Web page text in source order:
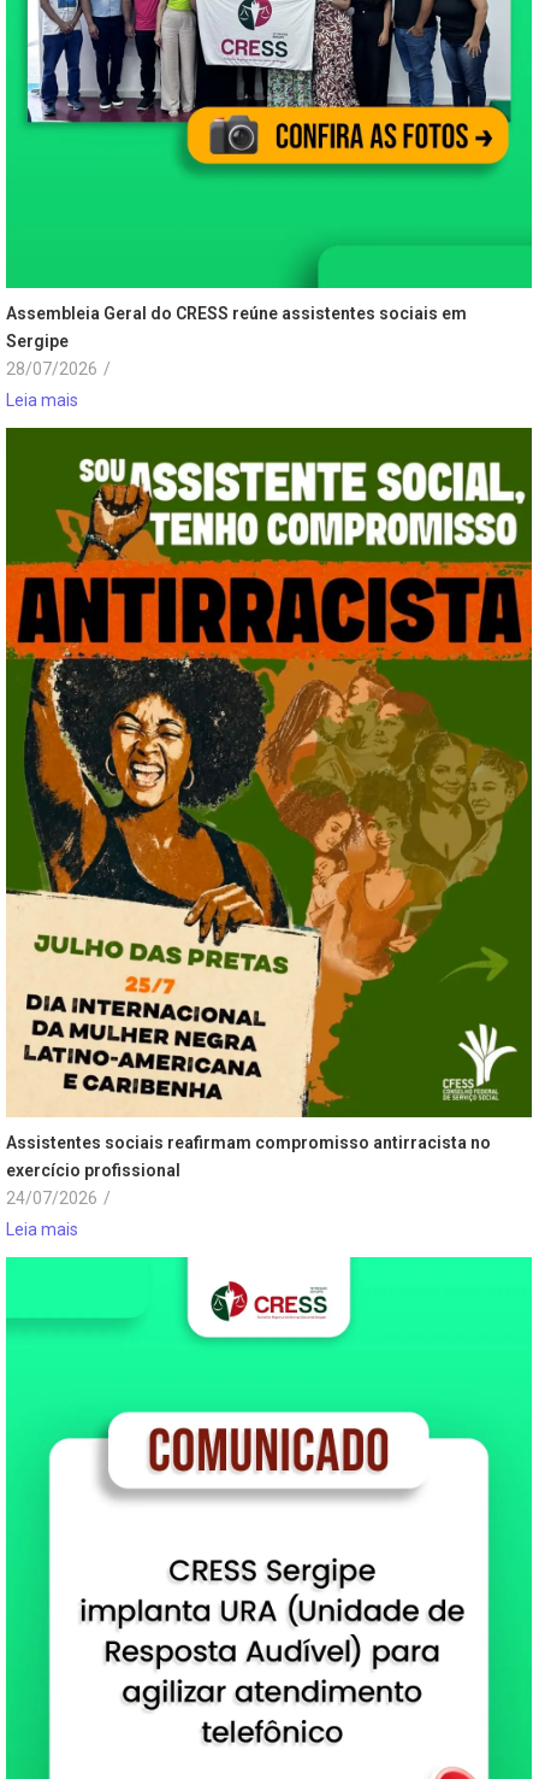
Assembleia Geral do CRESS reúne assistentes sociais em
Sergipe
28/07/2026 /
Leia mais
Assistentes sociais reafirmam compromisso antirracista no
exercício profissional
24/07/2026 /
Leia mais